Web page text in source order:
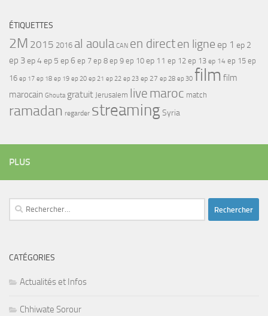
ÉTIQUETTES
2M 2015 2016 al aoula CAN en directen ligne ep 1 ep 2
ep 3ep 4ep 5 ep 6 ep 7 ep 8 ep 9 ep 10 ep 11 ep 12 ep 13 ep 14 ep 15 ep
16 ep 17 ep 18 ep 19 ep 20 ep 21 ep 22 ep 23 ep 27 ep 28 ep 30 film film
marocain Ghouta gratuit Jerusalem live maroc match
ramadan regarder streamingSyria
PLUS
Rechercher :
CATÉGORIES
Actualités et Infos
Chhiwate Sorour